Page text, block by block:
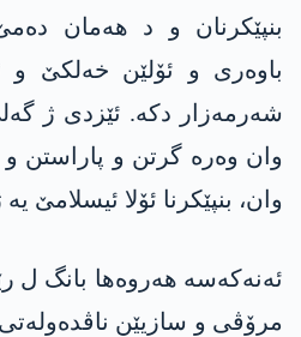
بنپێکرنان و د هەمان
باوەری و ئۆلێن خەلکێ و
شەرمەزار دکە. ئێزدی ژ
وان وەرە گرتن و پاراستن
وان، بنپێکرنا ئۆلا ئیسلامێ
ئه‌نه‌كه‌سه‌ هەروه‌ها بانگ ل
مرۆڤی و سازیێن ناڤدەولەتی